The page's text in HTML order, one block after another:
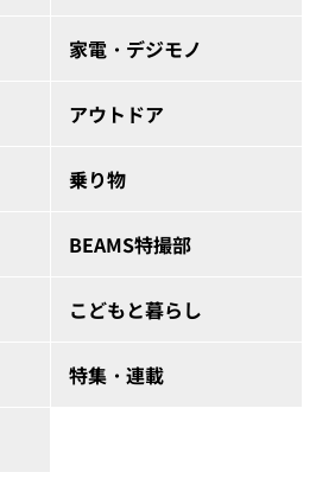
家電・デジモノ
アウトドア
乗り物
BEAMS特撮部
こどもと暮らし
特集・連載